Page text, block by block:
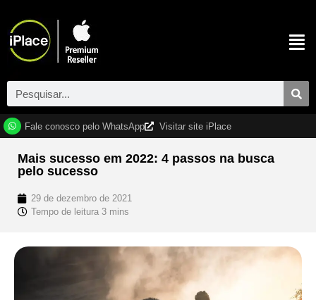
Fale conosco pelo WhatsApp Visitar site iPlace
Mais sucesso em 2022: 4 passos na busca
pelo sucesso
29 de dezembro de 2021